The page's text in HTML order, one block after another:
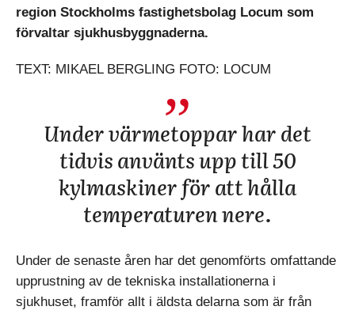
region Stockholms fastighetsbolag Locum som
förvaltar sjukhusbyggnaderna.
TEXT: MIKAEL BERGLING FOTO: LOCUM
Under värmetoppar har det
tidvis använts upp till 50
kylmaskiner för att hålla
temperaturen nere.
Under de senaste åren har det genomförts omfattande
upprustning av de tekniska installationerna i
sjukhuset, framför allt i äldsta delarna som är från